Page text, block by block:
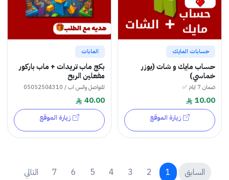
حسابات المايك
حساب مايك و شات (يوزر
خماسي)
ضمان 7 ايام ✅
10.00
زيارة الموقع
المابات
بكج ماب تريدات + ماب باركور
مفعلين الربح
للتواصل واتس اب / 05052504310
40.00
زيارة الموقع
السابق 1
2
3
4
5
6
7 التالي